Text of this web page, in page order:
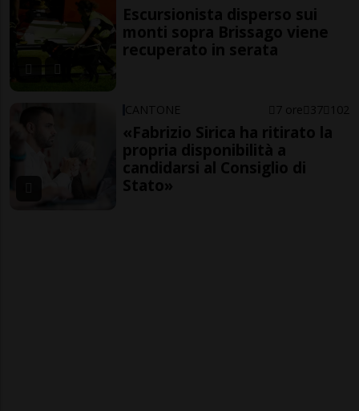
Escursionista disperso sui
monti sopra Brissago viene
recuperato in serata
CANTONE 7 ore 37 102
«Fabrizio Sirica ha ritirato la
propria disponibilità a
candidarsi al Consiglio di
Stato»